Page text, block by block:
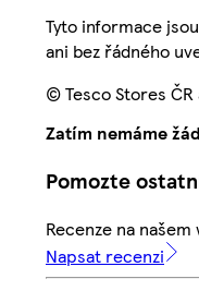
Tyto informace
ani bez řádného
© Tesco Stores ČR
Zatím nemáme
Pomozte
Recenze na
Napsat recenzi